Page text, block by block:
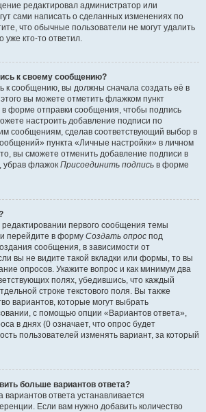
редактировал администратор или
сами написать о сделанных изменениях по
что обычные пользователи не могут удалить
уже кто-то ответил.
к своему сообщению?
к сообщению, вы должны сначала создать её в
вы можете отметить флажком пункт
в форме отправки сообщения, чтобы подпись
настроить добавление подписи по
сообщениям, сделав соответствующий выбор в
пункта «Личные настройки» в личном
вы сможете отменить добавление подписи в
убрав флажок Присоединить подпись в форме
первого сообщения темы
перейдите в форму Создать опрос под
сообщения, в зависимости от
вы не видите такой вкладки или формы, то вы
опросов. Укажите вопрос и как минимум два
полях, убедившись, что каждый
строке текстового поля. Вы также
вариантов, которые могут выбрать
с помощью опции «Вариантов ответа»,
в днях (0 означает, что опрос будет
пользователей изменять вариант, за который
больше вариантов ответа?
вариантов ответа устанавливается
Если вам нужно добавить количество